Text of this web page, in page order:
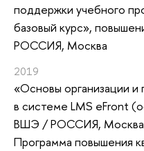
поддержки учебного
базовый курс»,
РОССИЯ, Москва
2019
«Основы организации и
в системе LMS eFront
ВШЭ / РОССИЯ, Москва
Программа повышения